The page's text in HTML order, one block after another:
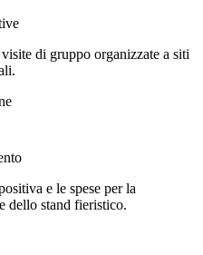
di gruppo organizzate a siti
e le spese per la
dello stand fieristico.